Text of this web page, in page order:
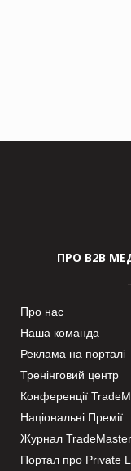
ПРО В2В
Про нас
Наша команда
Реклама на порталі
Тренінговий центр
Конференції
Національні Премії
Журнал TradeMaster
Портал про Private